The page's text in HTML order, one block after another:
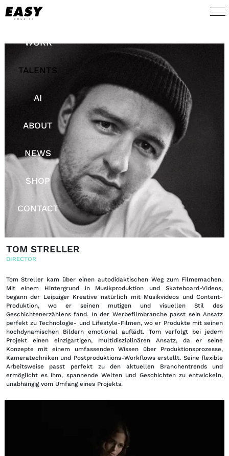
WORK
TALENTS
AI
ABOUT
NEWS
SHOP
CONTACT
TOM STRELLER
DIRECTOR
Tom Streller kam über einen autodidaktischen Weg zum Filmemachen.
Mit einem Hintergrund in Musikproduktion und Skateboard-Videos,
begann der Leipziger Kreative natürlich mit Musikvideos und Content-
Produktion, wo er seinen mutigen und visuellen Stil des
Geschichtenerzählens fand. In der Werbefilmbranche passt sein Ansatz
perfekt zu Technologie- und Lifestyle-Filmen, wo er Produkte mit seinen
hochdynamischen Bildern emotional auflädt. Tom verfolgt bei jedem
Projekt einen einzigartigen, multidisziplinären Ansatz, da er seine
Konzepte mit einem umfassenden Wissen über Produktionsprozesse,
Kameratechniken und Postproduktions-Workflows erstellt. Seine flexible
Arbeitsweise passt perfekt zu den aktuellen Branchentrends und
ermöglicht es ihm, spannende Welten und Geschichten zu entwickeln,
unabhängig vom Umfang eines Projekts.